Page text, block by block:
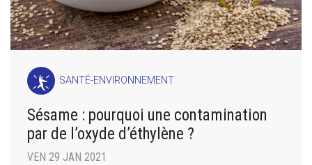
SANTÉ-ENVIRONNEMENT
Sésame : pourquoi une contamination
par de l’oxyde d’éthylène ?
VEN 29 JAN 2021